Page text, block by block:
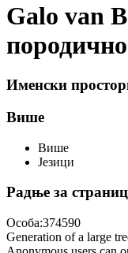
Galo van
Именски
Више
Више
Језици
Радње за
Особа:374590
Generation of a large